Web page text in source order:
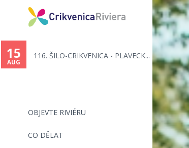
OBJEVTE RIVIÉRU
CO DĚLAT
15
AUG
116. ŠILO-CRIKVENICA - PLAVECK...